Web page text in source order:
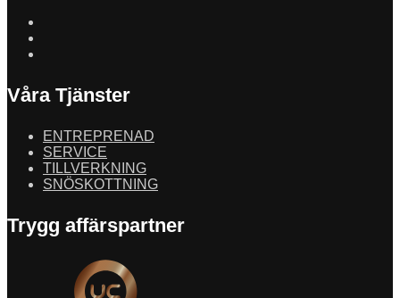
Våra Tjänster
ENTREPRENAD
SERVICE
TILLVERKNING
SNÖSKOTTNING
Trygg affärspartner